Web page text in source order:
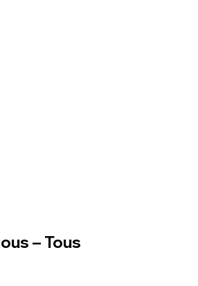
– Tous